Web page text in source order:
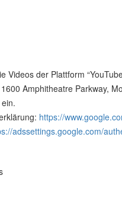
Videos der Plattform
Amphitheatre Parkway,
https://
adssettings.google.com/